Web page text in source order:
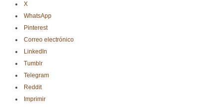
X
WhatsApp
Pinterest
Correo electrónico
LinkedIn
Tumblr
Telegram
Reddit
Imprimir